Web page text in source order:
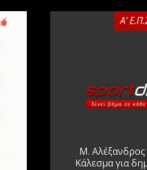
Α'
Μ. Αλέξανδρος
Κάλεσμα για